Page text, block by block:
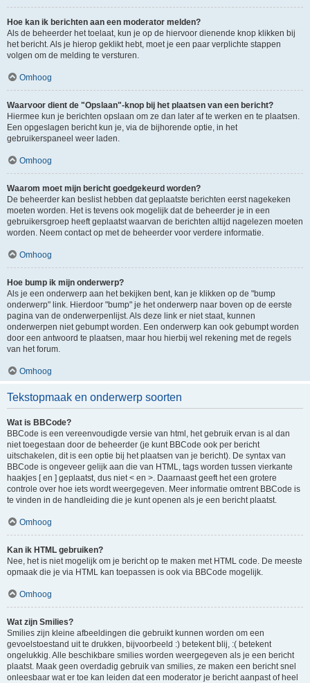
Hoe kan ik berichten aan een moderator melden?
Als de beheerder het toelaat, kun je op de hiervoor dienende knop klikken bij
het bericht. Als je hierop geklikt hebt, moet je een paar verplichte stappen
volgen om de melding te versturen.
Omhoog
Waarvoor dient de "Opslaan"-knop bij het plaatsen van een bericht?
Hiermee kun je berichten opslaan om ze dan later af te werken en te plaatsen.
Een opgeslagen bericht kun je, via de bijhorende optie, in het
gebruikerspaneel weer laden.
Omhoog
Waarom moet mijn bericht goedgekeurd worden?
De beheerder kan beslist hebben dat geplaatste berichten eerst nagekeken
moeten worden. Het is tevens ook mogelijk dat de beheerder je in een
gebruikersgroep heeft geplaatst waarvan de berichten altijd nagelezen moeten
worden. Neem contact op met de beheerder voor verdere informatie.
Omhoog
Hoe bump ik mijn onderwerp?
Als je een onderwerp aan het bekijken bent, kan je klikken op de "bump
onderwerp" link. Hierdoor "bump" je het onderwerp naar boven op de eerste
pagina van de onderwerpenlijst. Als deze link er niet staat, kunnen
onderwerpen niet gebumpt worden. Een onderwerp kan ook gebumpt worden
door een antwoord te plaatsen, maar hou hierbij wel rekening met de regels
van het forum.
Omhoog
Tekstopmaak en onderwerp soorten
Wat is BBCode?
BBCode is een vereenvoudigde versie van html, het gebruik ervan is al dan
niet toegestaan door de beheerder (je kunt BBCode ook per bericht
uitschakelen, dit is een optie bij het plaatsen van je bericht). De syntax van
BBCode is ongeveer gelijk aan die van HTML, tags worden tussen vierkante
haakjes [ en ] geplaatst, dus niet < en >. Daarnaast geeft het een grotere
controle over hoe iets wordt weergegeven. Meer informatie omtrent BBCode is
te vinden in de handleiding die je kunt openen als je een bericht plaatst.
Omhoog
Kan ik HTML gebruiken?
Nee, het is niet mogelijk om je bericht op te maken met HTML code. De meeste
opmaak die je via HTML kan toepassen is ook via BBCode mogelijk.
Omhoog
Wat zijn Smilies?
Smilies zijn kleine afbeeldingen die gebruikt kunnen worden om een
gevoelstoestand uit te drukken, bijvoorbeeld :) betekent blij, :( betekent
ongelukkig. Alle beschikbare smilies worden weergegeven als je een bericht
plaatst. Maak geen overdadig gebruik van smilies, ze maken een bericht snel
onleesbaar wat er toe kan leiden dat een moderator je bericht aanpast of heel